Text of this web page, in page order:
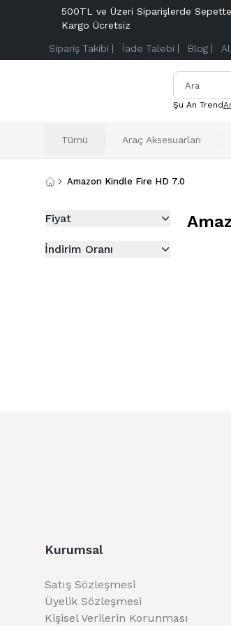
500TL ve Üzeri Siparişlerde Sepette
Kargo Ücretsiz
Sipariş Takibi | İade Talebi | Blog |
Şu An Trend
Tümü Araç Aksesuarları
Amazon Kindle Fire HD 7.0
Fiyat
İndirim Oranı
Kurumsal
Satış Sözleşmesi
Üyelik Sözleşmesi
Kişisel Verilerin Korunması